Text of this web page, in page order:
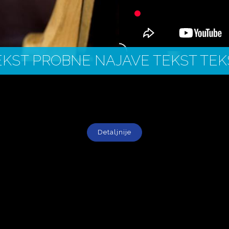
PROBNE NAJAVE TEKST
Detaljnije